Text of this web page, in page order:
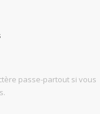
passe-partout si vous